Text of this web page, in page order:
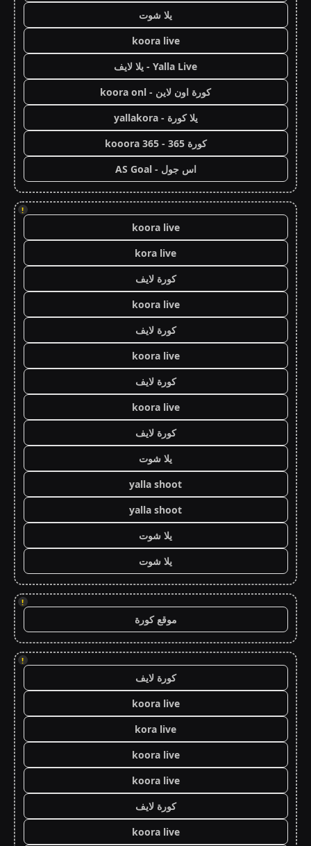
يلا شوت
koora live
Yalla Live - يلا لايف
كورة اون لاين - koora onl
يلا كورة - yallakora
كورة 365 - kooora 365
اس جول - AS Goal
!
koora live
kora live
كورة لايف
koora live
كورة لايف
koora live
كورة لايف
koora live
كورة لايف
يلا شوت
yalla shoot
yalla shoot
يلا شوت
يلا شوت
!
موقع كورة
!
كورة لايف
koora live
kora live
koora live
koora live
كورة لايف
koora live